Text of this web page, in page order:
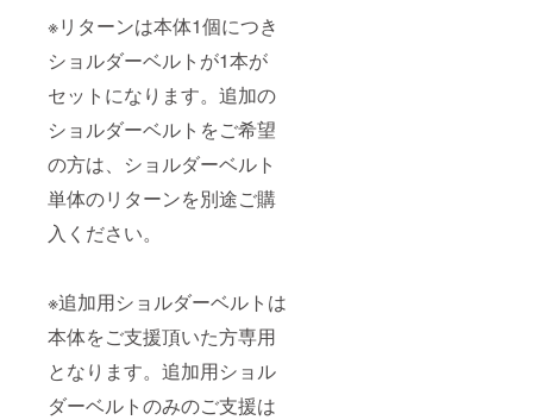
※リターンは本体1個につき
ショルダーベルトが1本が
セットになります。追加の
ショルダーベルトをご希望
の方は、ショルダーベルト
単体のリターンを別途ご購
入ください。
※追加用ショルダーベルトは
本体をご支援頂いた方専用
となります。追加用ショル
ダーベルトのみのご支援は